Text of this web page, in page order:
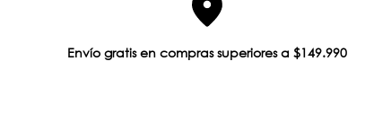
Envío gratis en compras superiores a $149.990